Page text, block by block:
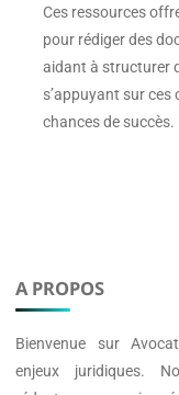
Ces ressources
pour rédiger des
aidant à structurer
s’appuyant sur
chances de succès.
A PROPOS
Bienvenue sur
enjeux juridiques.